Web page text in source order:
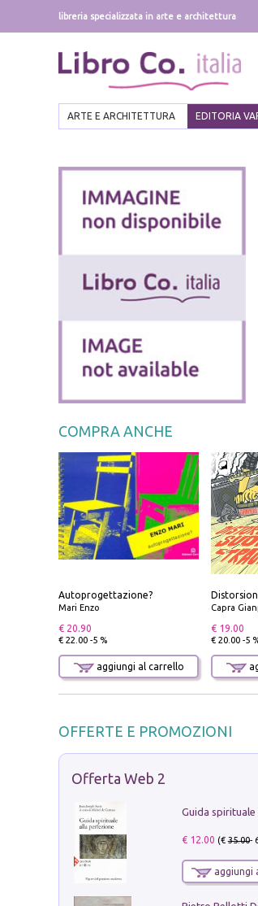
libreria specializzata in arte e architettura
ARTE E ARCHITETTURA EDITORIA
COMPRA ANCHE
Autoprogettazione?
Mari Enzo
€ 20.90
€ 22.00 -5 %
aggiungi al carrello
Capra
€ 19.00
€ 20.00 -5
OFFERTE E PROMOZIONI
Offerta Web 2
Guida
€ 12.00 (€35.00-
aggiungi